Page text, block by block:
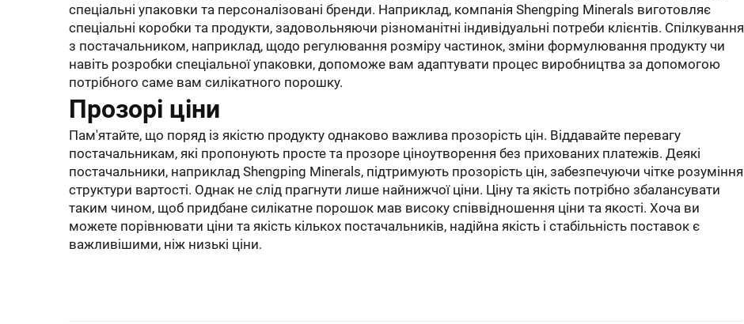
спеціальні упаковки та персоналізовані бренди. Наприклад, компанія Shengping Minerals виготовляє
спеціальні коробки та продукти, задовольняючи різноманітні індивідуальні потреби клієнтів. Спілкування
з постачальником, наприклад, щодо регулювання розміру частинок, зміни формулювання продукту чи
навіть розробки спеціальної упаковки, допоможе вам адаптувати процес виробництва за допомогою
потрібного саме вам силікатного порошку.
Прозорі ціни
Пам'ятайте, що поряд із якістю продукту однаково важлива прозорість цін. Віддавайте перевагу
постачальникам, які пропонують просте та прозоре ціноутворення без прихованих платежів. Деякі
постачальники, наприклад Shengping Minerals, підтримують прозорість цін, забезпечуючи чітке розуміння
структури вартості. Однак не слід прагнути лише найнижчої ціни. Ціну та якість потрібно збалансувати
таким чином, щоб придбане силікатне порошок мав високу співвідношення ціни та якості. Хоча ви
можете порівнювати ціни та якість кількох постачальників, надійна якість і стабільність поставок є
важливішими, ніж низькі ціни.